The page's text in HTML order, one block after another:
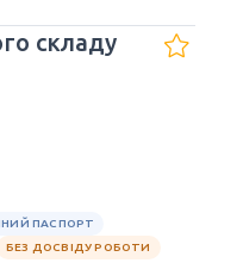
складу
ПАСПОРТ
БЕЗ ДОСВІДУ РОБОТИ